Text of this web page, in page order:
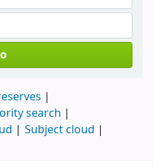
search
Subject cloud